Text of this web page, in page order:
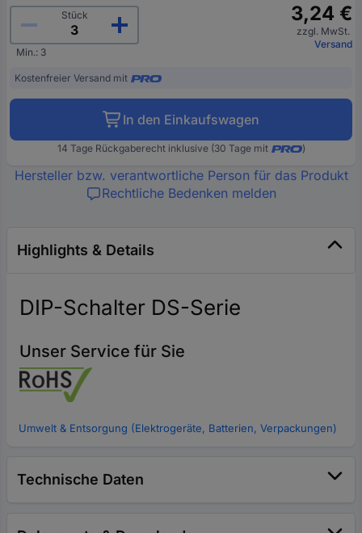
Stück
Min.: 3
3,24 €
zzgl. MwSt.
Versand
Kostenfreier Versand mit
In den Einkaufswagen
14 Tage Rückgaberecht inklusive (30 Tage mit )
Hersteller bzw. verantwortliche Person für das Produkt
Rechtliche Bedenken melden
Highlights & Details
DIP-Schalter DS-Serie
Unser Service für Sie
Umwelt & Entsorgung (Elektrogeräte, Batterien, Verpackungen)
Technische Daten